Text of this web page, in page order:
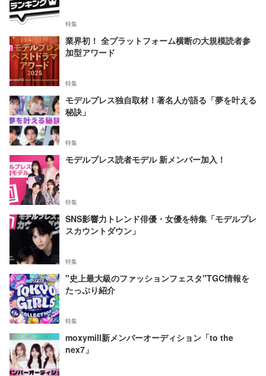
特集
業界初！ 全プラットフォーム横断の大規模読者参
加型アワード
特集
モデルプレス独自取材！著名人が語る「夢を叶える
秘訣」
特集
モデルプレス読者モデル 新メンバー加入！
特集
SNS影響力トレンド俳優・女優を特集「モデルプレ
スカウントダウン」
特集
"史上最大級のファッションフェスタ"TGC情報を
たっぷり紹介
特集
moxymill新メンバーオーディション「to the
nex7」